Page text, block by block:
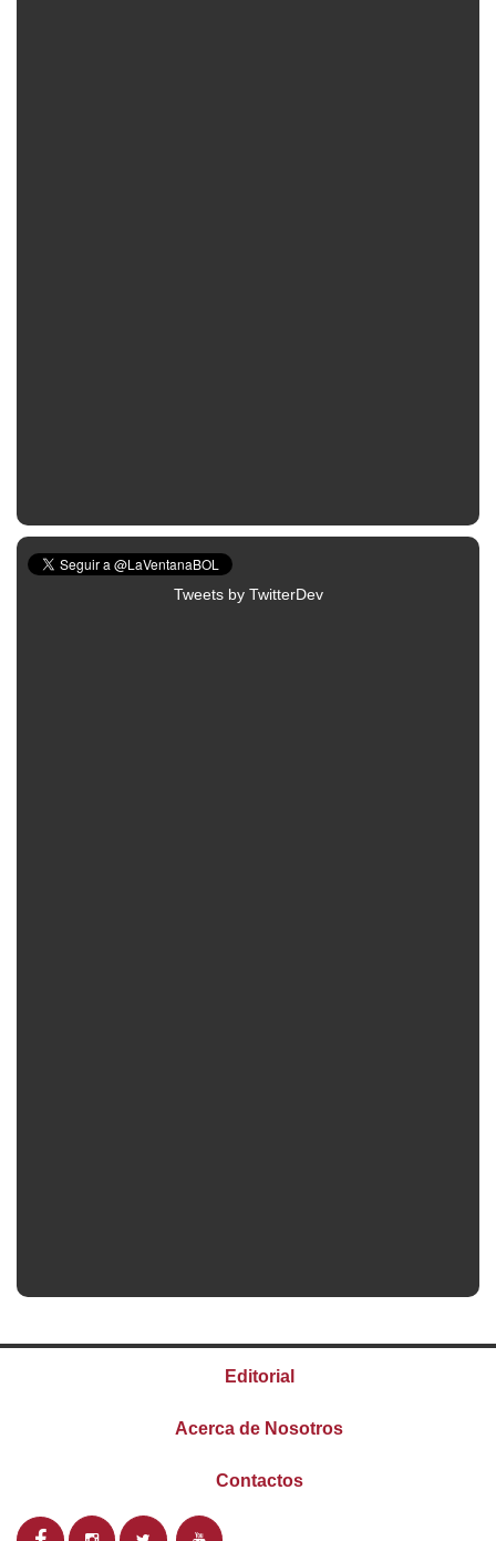
Tweets by TwitterDev
Editorial
Acerca de Nosotros
Contactos